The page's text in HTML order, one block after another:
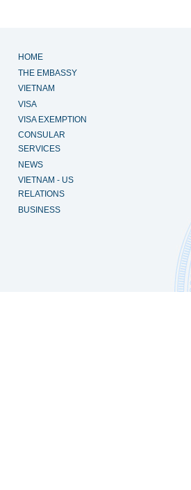
HOME
THE EMBASSY
VIETNAM
VISA
VISA EXEMPTION
CONSULAR
SERVICES
NEWS
VIETNAM - US
RELATIONS
BUSINESS